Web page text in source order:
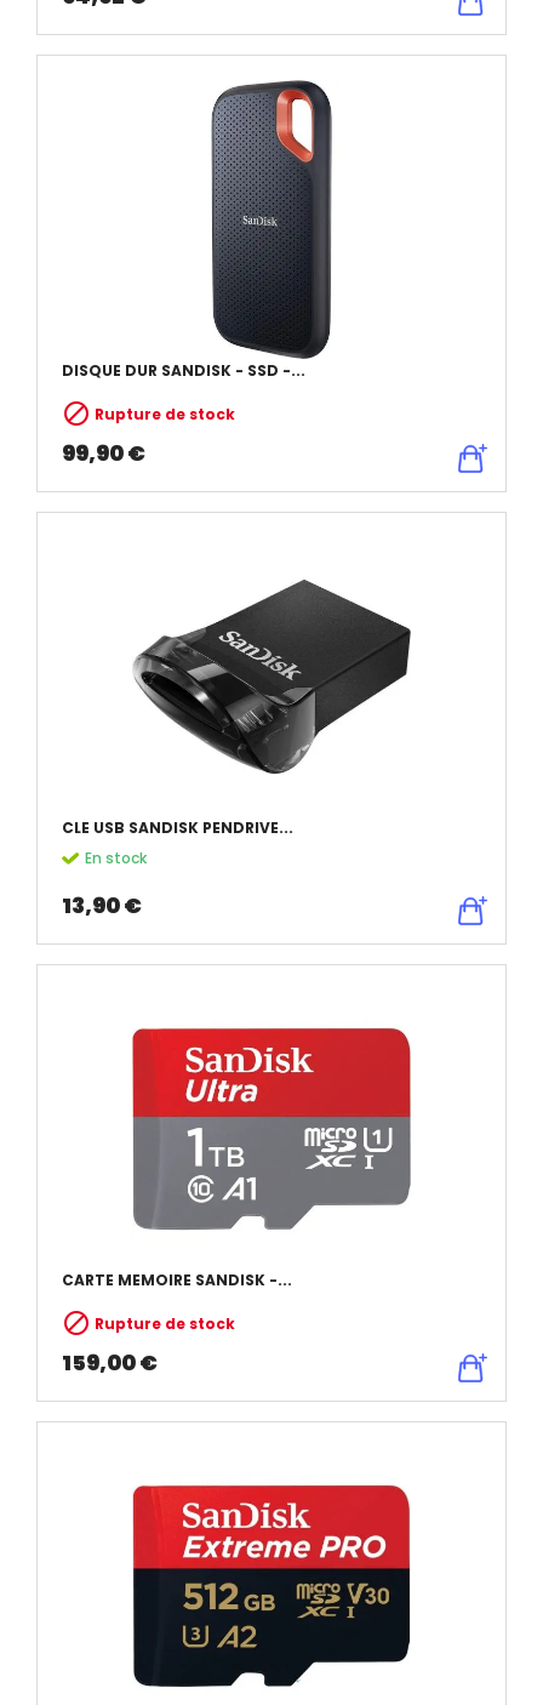
DISQUE DUR SANDISK - SSD -...
 Rupture de stock
99,90 €
CLE USB SANDISK PENDRIVE...
En stock
13,90 €
CARTE MEMOIRE SANDISK -...
 Rupture de stock
159,00 €